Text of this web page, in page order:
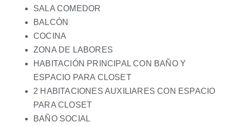
SALA COMEDOR
BALCÓN
COCINA
ZONA DE LABORES
HABITACIÓN PRINCIPAL CON BAÑO Y
ESPACIO PARA CLOSET
2 HABITACIONES AUXILIARES CON ESPACIO
PARA CLOSET
BAÑO SOCIAL